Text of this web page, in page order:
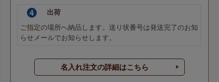
出荷
ご指定の場所へ納品します。送り状番号は発送完了のお知
らせメールでお知らせします。
名入れ注文の詳細はこちら